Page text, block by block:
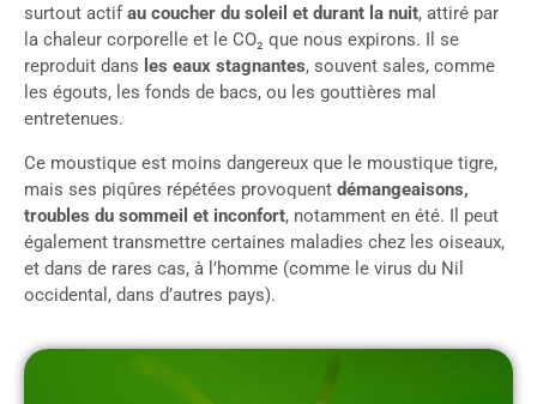
surtout actif au coucher du soleil et durant la nuit, attiré par
la chaleur corporelle et le CO₂ que nous expirons. Il se
reproduit dans les eaux stagnantes, souvent sales, comme
les égouts, les fonds de bacs, ou les gouttières mal
entretenues.
Ce moustique est moins dangereux que le moustique tigre,
mais ses piqûres répétées provoquent démangeaisons,
troubles du sommeil et inconfort, notamment en été. Il peut
également transmettre certaines maladies chez les oiseaux,
et dans de rares cas, à l’homme (comme le virus du Nil
occidental, dans d’autres pays).